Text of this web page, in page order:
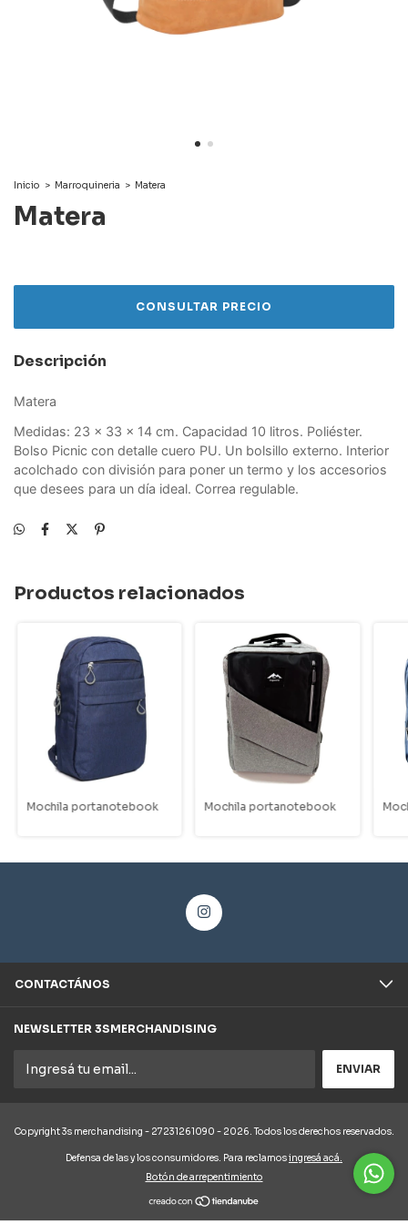
Inicio > Marroquineria > Matera
Matera
Descripción
Matera
Medidas: 23 x 33 x 14 cm. Capacidad 10 litros. Poliéster.
Bolso Picnic con detalle cuero PU. Un bolsillo externo. Interior
acolchado con división para poner un termo y los accesorios
que desees para un día ideal. Correa regulable.
Productos relacionados
Mochila portanotebook Mochila portanotebook
CONTACTÁNOS
NEWSLETTER 3SMERCHANDISING
Copyright 3s merchandising - 27231261090 - 2026. Todos los derechos reservados.
Defensa de las y los consumidores. Para reclamosingresá acá.
Botón de arrepentimiento